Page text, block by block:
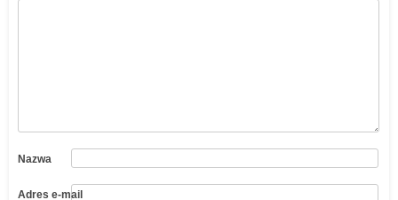
Nazwa
Adres e-mail